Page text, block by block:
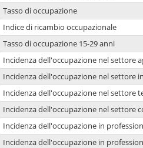
Tasso di occupazione
Indice di ricambio occupazionale
Tasso di occupazione 15-29 anni
Incidenza dell'occupazione nel settore
Incidenza dell'occupazione nel settore
Incidenza dell'occupazione nel settore
Incidenza dell'occupazione nel settore
Incidenza dell'occupazione in
Incidenza dell'occupazione in